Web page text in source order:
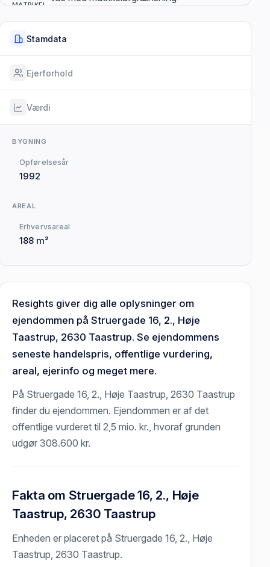
MATRIKEL
Stamdata
Ejerforhold
Værdi
BYGNING
Opførelsesår
1992
AREAL
Erhvervsareal
188 m²
Resights giver dig alle oplysninger om
ejendommen på Struergade 16, 2., Høje
Taastrup, 2630 Taastrup. Se ejendommens
seneste handelspris, offentlige vurdering,
areal, ejerinfo og meget mere.
På Struergade 16, 2., Høje Taastrup, 2630 Taastrup
finder du ejendommen. Ejendommen er af det
offentlige vurderet til 2,5 mio. kr., hvoraf grunden
udgør 308.600 kr.
Fakta om Struergade 16, 2., Høje
Taastrup, 2630 Taastrup
Enheden er placeret på Struergade 16, 2., Høje
Taastrup, 2630 Taastrup.